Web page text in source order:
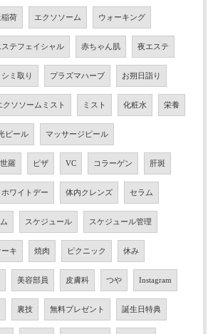
稲荷 エクソソーム ウォーキング
ステフェイシャル 赤ちゃん肌 夜エステ
シミ取り プラズマハーブ お朔日詣り
クソソームミスト ミスト 化粧水 栄養
ピール マッサージピール
世羅 ピザ VC コラーゲン 肝斑
ホワイトデー 体内クレンズ セラム
スケジュール スケジュール管理
ーキ 焼肉 ピクニック 休み
美容部員 皮膚科 つや Instagram
裏技 無料プレゼント 誕生日特典